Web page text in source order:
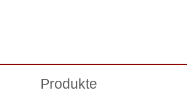
Produkte